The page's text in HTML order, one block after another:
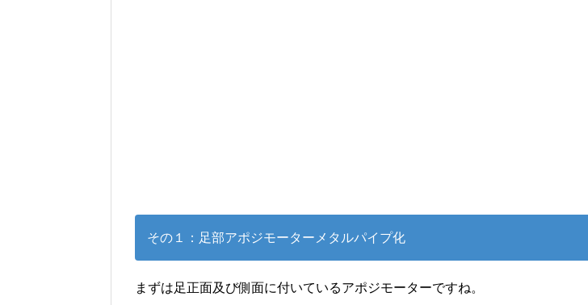
その１：足部アポジモーターメタルパイプ化
まずは足正面及び側面に付いているアポジモーターですね。